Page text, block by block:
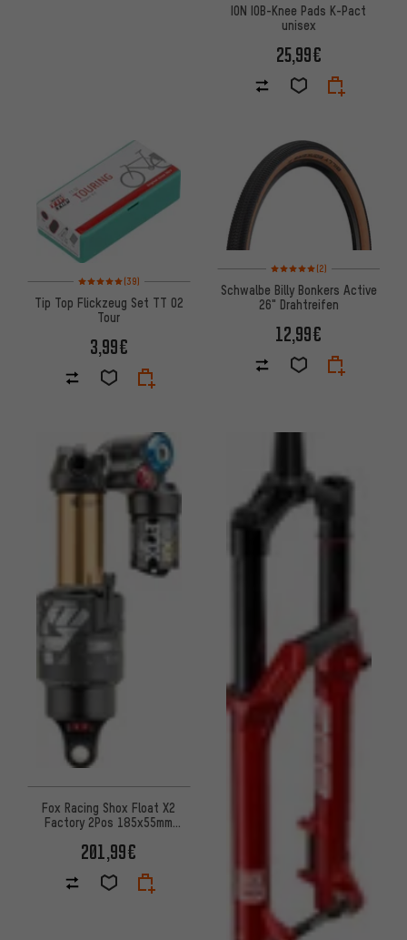
ION IOB-Knee Pads K-Pact
unisex
25,99€
Bewertungen: 5 von 5 basierend auf 39 Bewertungen
(39)
Tip Top Flickzeug Set TT 02
Tour
3,99€
Bewertungen: 5 von 5
(2)
Schwalbe Billy Bonkers Active
26" Drahtreifen
12,99€
Fox Racing Shox Float X2
Factory 2Pos 185x55mm
201,99€